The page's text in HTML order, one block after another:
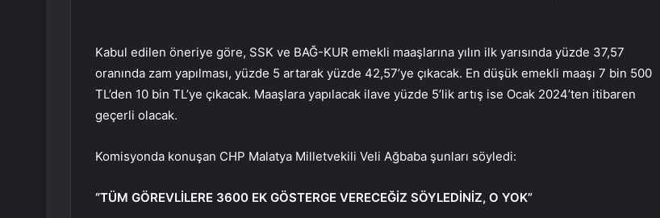
Kabul edilen öneriye göre, SSK ve BAĞ-KUR emekli maaşlarına yılın ilk yarısında yüzde 37,57
oranında zam yapılması, yüzde 5 artarak yüzde 42,57’ye çıkacak. En düşük emekli maaşı 7 bin 500
TL’den 10 bin TL’ye çıkacak. Maaşlara yapılacak ilave yüzde 5’lik artış ise Ocak 2024’ten itibaren
geçerli olacak.
Komisyonda konuşan CHP Malatya Milletvekili Veli Ağbaba şunları söyledi:
“TÜM GÖREVLİLERE 3600 EK GÖSTERGE VERECEĞİZ SÖYLEDİNİZ, O YOK”